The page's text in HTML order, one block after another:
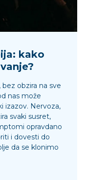
kako
obzira na sve
nas može
izazov. Nervoza,
svaki susret,
opravdano
i dovesti do
da se klonimo